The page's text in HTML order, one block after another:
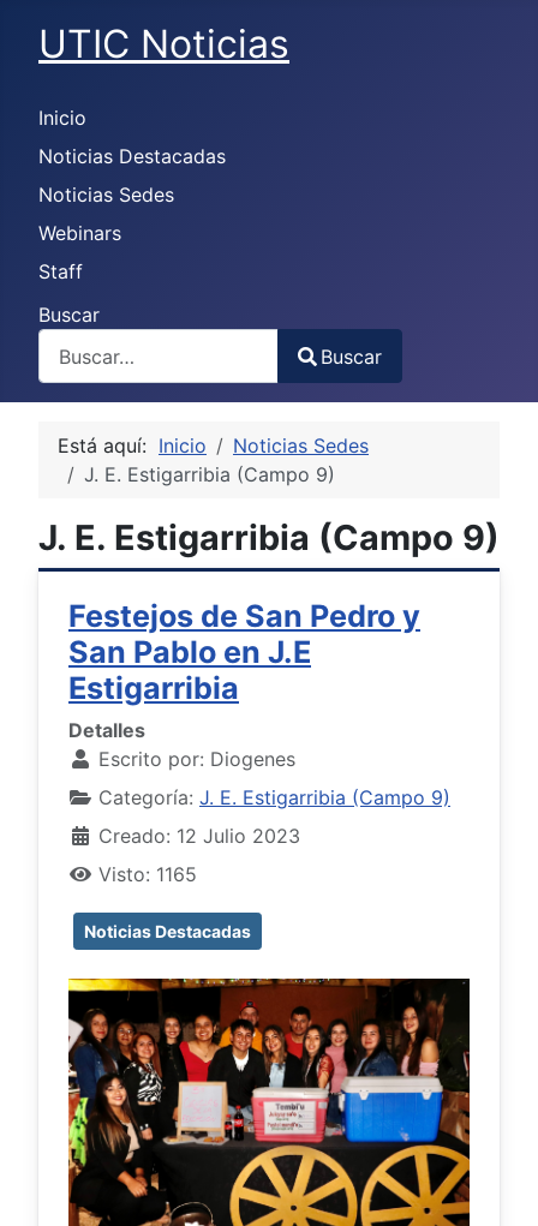
UTIC Noticias
Inicio
Noticias Destacadas
Noticias Sedes
Webinars
Staff
Buscar
Type 2 or more characters for results.
Buscar
Está aquí: Inicio
Noticias Sedes
J. E. Estigarribia (Campo 9)
J. E. Estigarribia (Campo 9)
Festejos de San Pedro y
San Pablo en J.E
Estigarribia
Detalles
Escrito por: Diogenes
Categoría: J. E. Estigarribia (Campo 9)
Creado: 12 Julio 2023
Visto: 1165
Noticias Destacadas